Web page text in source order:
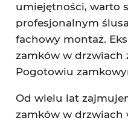
umiejętności, warto
profesjonalnym
fachowy montaż.
zamków w drzwiach
Pogotowiu
Od wielu lat
zamków w drzwiach